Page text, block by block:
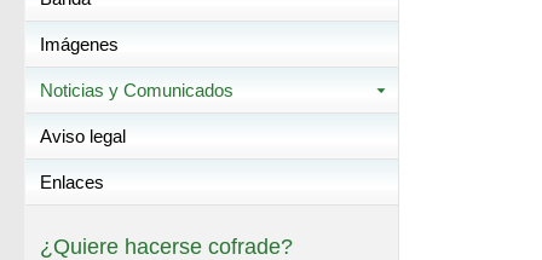
Imágenes
Noticias y Comunicados
Aviso legal
Enlaces
¿Quiere hacerse cofrade?